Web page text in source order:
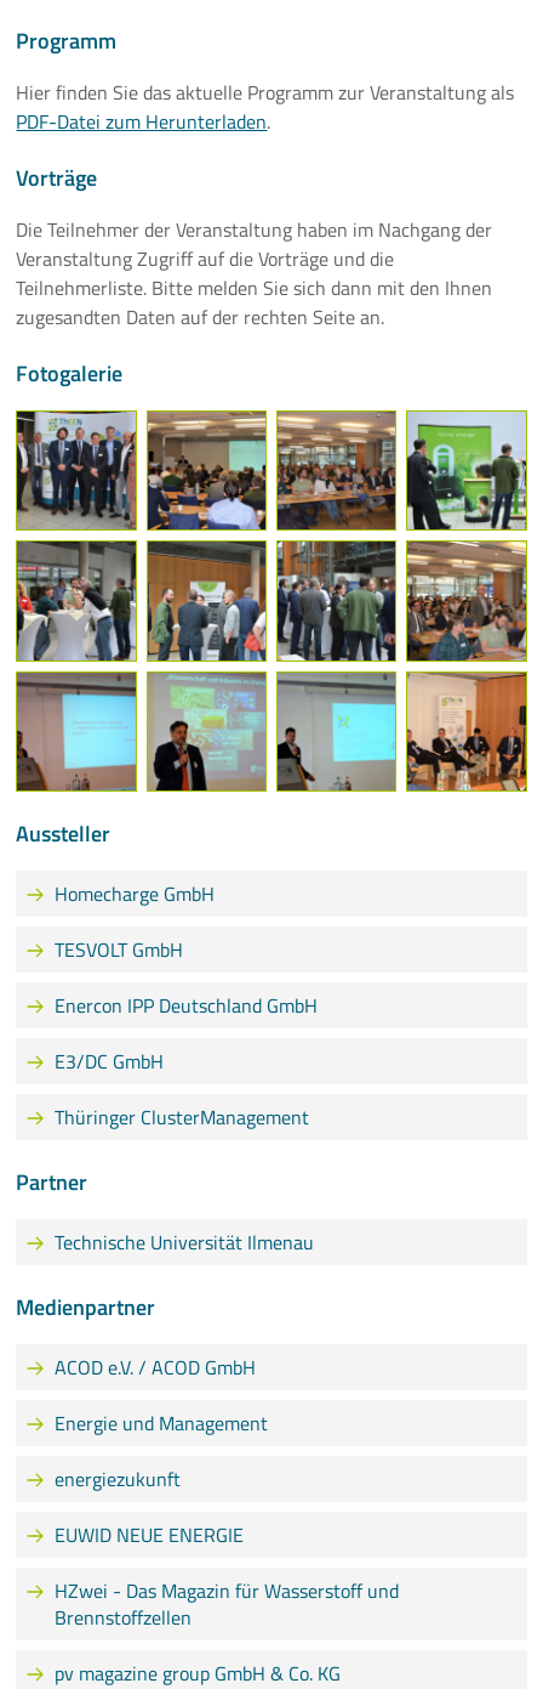
Aktuelles
Mehr
Programm
Hier finden Sie das aktuelle Programm zur Veranstaltung als
PDF-Datei zum Herunterladen.
Vorträge
Die Teilnehmer der Veranstaltung haben im Nachgang der
Veranstaltung Zugriff auf die Vorträge und die
Teilnehmerliste. Bitte melden Sie sich dann mit den Ihnen
zugesandten Daten auf der rechten Seite an.
Fotogalerie
Aussteller
Homecharge GmbH
TESVOLT GmbH
Enercon IPP Deutschland GmbH
E3/DC GmbH
Thüringer ClusterManagement
Partner
Technische Universität Ilmenau
Medienpartner
ACOD e.V. / ACOD GmbH
Energie und Management
energiezukunft
EUWID NEUE ENERGIE
HZwei - Das Magazin für Wasserstoff und
Brennstoffzellen
pv magazine group GmbH & Co. KG